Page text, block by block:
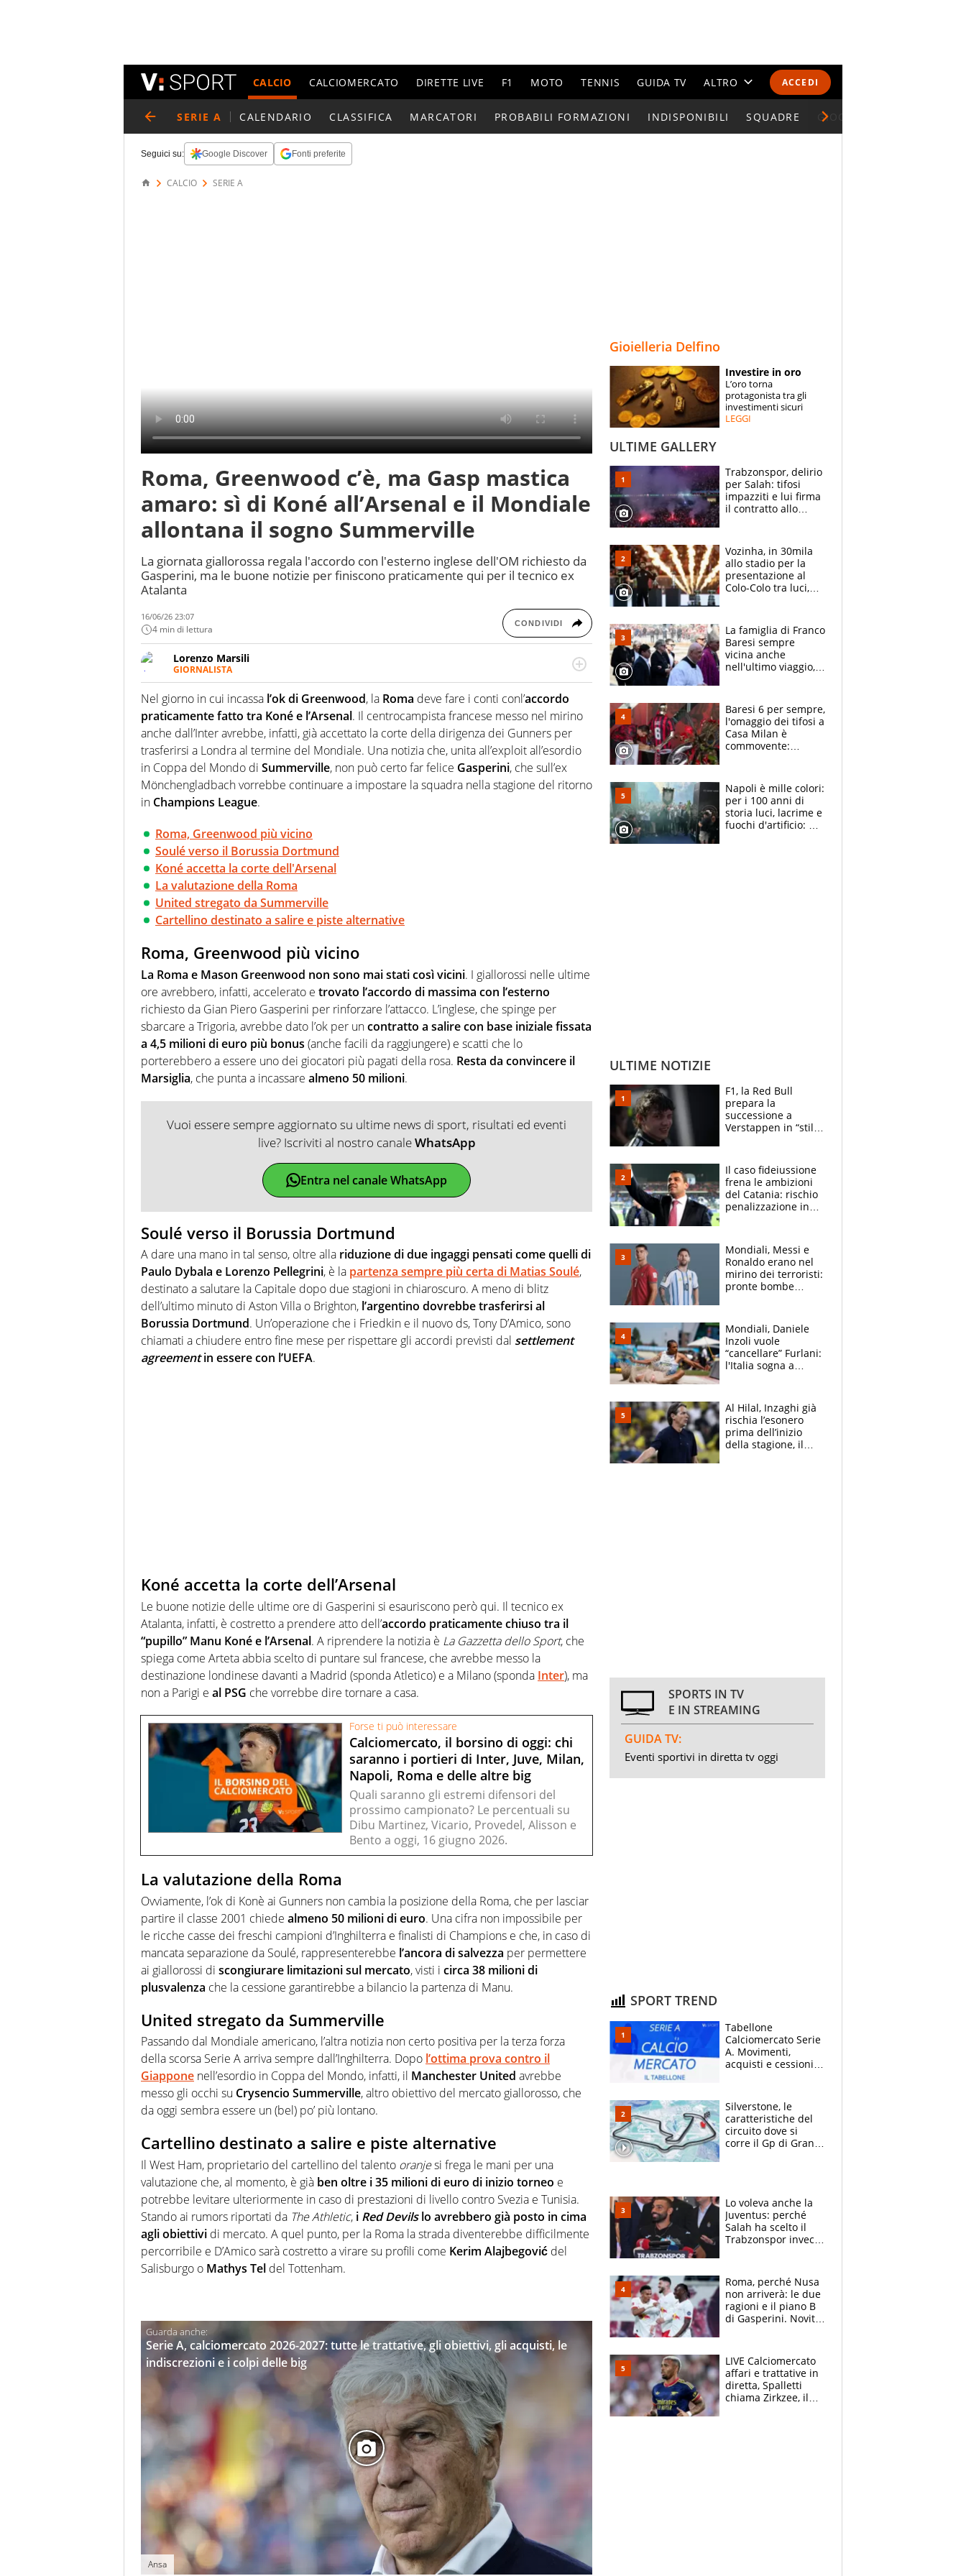
ACCEDI
CALCIO CALCIOMERCATO DIRETTE LIVE F1 MOTO TENNIS GUIDA TV ALTRO
CALENDARI E CLASSIFICHE
ESPERTI
CONTATTI
SERIE A CALENDARIO CLASSIFICA MARCATORI PROBABILI FORMAZIONI INDISPONIBILI SQUADRE GIOCATORI SERIE A
Seguici su: Google Discover Fonti preferite
CALCIO SERIE A
Roma, Greenwood c’è, ma Gasp mastica
amaro: sì di Koné all’Arsenal e il Mondiale
allontana il sogno Summerville
La giornata giallorossa regala l'accordo con l'esterno inglese dell'OM richiesto da
Gasperini, ma le buone notizie per finiscono praticamente qui per il tecnico ex
Atalanta
16/06/26 23:07
4 min di lettura CONDIVIDI
Lorenzo Marsili
GIORNALISTA
Giornalista pubblicista, redattore, divulgatore. E' una delle anime video del sito:
racconta in immagini un evento e lo fa come pochi altri
Nel giorno in cui incassa l’ok di Greenwood, la Roma deve fare i conti conl’accordo
praticamente fatto tra Koné e l’Arsenal. Il centrocampista francese messo nel mirino
anche dall’Inter avrebbe, infatti, già accettato la corte della dirigenza dei Gunners per
trasferirsi a Londra al termine del Mondiale. Una notizia che, unita all’exploit all’esordio
in Coppa del Mondo di Summerville, non può certo far felice Gasperini, che sull’ex
Mönchengladbach vorrebbe continuare a impostare la squadra nella stagione del ritorno
in Champions League.
Roma, Greenwood più vicino
Soulé verso il Borussia Dortmund
Koné accetta la corte dell'Arsenal
La valutazione della Roma
United stregato da Summerville
Cartellino destinato a salire e piste alternative
Roma, Greenwood più vicino
La Roma e Mason Greenwood non sono mai stati così vicini. I giallorossi nelle ultime
ore avrebbero, infatti, accelerato e trovato l’accordo di massima con l’esterno
richiesto da Gian Piero Gasperini per rinforzare l’attacco. L’inglese, che spinge per
sbarcare a Trigoria, avrebbe dato l’ok per uncontratto a salire con base iniziale fissata
a 4,5 milioni di euro più bonus (anche facili da raggiungere) e scatti che lo
porterebbero a essere uno dei giocatori più pagati della rosa. Resta da convincere il
Marsiglia, che punta a incassare almeno 50 milioni.
Vuoi essere sempre aggiornato su ultime news di sport, risultati ed eventi
live? Iscriviti al nostro canaleWhatsApp
Entra nel canale WhatsApp
Soulé verso il Borussia Dortmund
A dare una mano in tal senso, oltre alla riduzione di due ingaggi pensati come quelli di
Paulo Dybala e Lorenzo Pellegrini, è la partenza sempre più certa di Matias Soulé,
destinato a salutare la Capitale dopo due stagioni in chiaroscuro. A meno di blitz
dell’ultimo minuto di Aston Villa o Brighton, l’argentino dovrebbe trasferirsi al
Borussia Dortmund. Un’operazione che i Friedkin e il nuovo ds, Tony D’Amico, sono
chiamati a chiudere entro fine mese per rispettare gli accordi previsti dal settlement
agreementin essere con l’UEFA.
Koné accetta la corte dell’Arsenal
Le buone notizie delle ultime ore di Gasperini si esauriscono però qui. Il tecnico ex
Atalanta, infatti, è costretto a prendere atto dell’accordo praticamente chiuso tra il
“pupillo” Manu Koné e l’Arsenal. A riprendere la notizia è La Gazzetta dello Sport, che
spiega come Arteta abbia scelto di puntare sul francese, che avrebbe messo la
destinazione londinese davanti a Madrid (sponda Atletico) e a Milano (sponda Inter), ma
non a Parigi e al PSG che vorrebbe dire tornare a casa.
Forse ti può interessare
Calciomercato, il borsino di oggi: chi
saranno i portieri di Inter, Juve, Milan,
Napoli, Roma e delle altre big
Quali saranno gli estremi difensori del
prossimo campionato? Le percentuali su
Dibu Martinez, Vicario, Provedel, Alisson e
Bento a oggi, 16 giugno 2026.
La valutazione della Roma
Ovviamente, l’ok di Konè ai Gunners non cambia la posizione della Roma, che per lasciar
partire il classe 2001 chiede almeno 50 milioni di euro. Una cifra non impossibile per
le ricche casse dei freschi campioni d’Inghilterra e finalisti di Champions e che, in caso di
mancata separazione da Soulé, rappresenterebbe l’ancora di salvezza per permettere
ai giallorossi di scongiurare limitazioni sul mercato, visti i circa 38 milioni di
plusvalenza che la cessione garantirebbe a bilancio la partenza di Manu.
United stregato da Summerville
Passando dal Mondiale americano, l’altra notizia non certo positiva per la terza forza
della scorsa Serie A arriva sempre dall’Inghilterra. Dopo l’ottima prova contro il
Giappone nell’esordio in Coppa del Mondo, infatti, il Manchester United avrebbe
messo gli occhi su Crysencio Summerville, altro obiettivo del mercato giallorosso, che
da oggi sembra essere un (bel) po’ più lontano.
Cartellino destinato a salire e piste alternative
Il West Ham, proprietario del cartellino del talento oranjesi frega le mani per una
valutazione che, al momento, è già ben oltre i 35 milioni di euro di inizio torneo e
potrebbe levitare ulteriormente in caso di prestazioni di livello contro Svezia e Tunisia.
Stando ai rumors riportati da The Athletic, i Red Devilslo avrebbero già posto in cima
agli obiettivi di mercato. A quel punto, per la Roma la strada diventerebbe difficilmente
percorribile e D’Amico sarà costretto a virare su profili come Kerim Alajbegović del
Salisburgo o Mathys Tel del Tottenham.
Serie A, calciomercato 2026-2027: tutte le trattative, gli obiettivi, gli acquisti, le
indiscrezioni e i colpi delle big
Ansa
Gioielleria Delfino
Investire in oro
L’oro torna
protagonista tra gli
investimenti sicuri
LEGGI
ULTIME GALLERY
Trabzonspor, delirio
per Salah: tifosi
impazziti e lui firma
il contratto allo
Vozinha, in 30mila
allo stadio per la
presentazione al
Colo-Colo tra luci,
La famiglia di Franco
Baresi sempre
vicina anche
nell'ultimo viaggio,
circondati
dall'affetto dei tifosi
Baresi 6 per sempre,
l'omaggio dei tifosi a
Casa Milan è
commovente:
bigliettini
Napoli è mille colori:
per i 100 anni di
storia luci, lacrime e
fuochi d'artificio: De
ULTIME NOTIZIE
F1, la Red Bull
prepara la
successione a
Verstappen in “stile
attacco all’Italia
Il caso fideiussione
frena le ambizioni
del Catania: rischio
penalizzazione in
Mondiali, Messi e
Ronaldo erano nel
mirino dei terroristi:
pronte bombe
Mondiali, Daniele
Inzoli vuole
“cancellare” Furlani:
l'Italia sogna a
finale
Al Hilal, Inzaghi già
rischia l’esonero
prima dell’inizio
della stagione, il
SPORTS IN TV
E IN STREAMING
GUIDA TV:
Eventi sportivi in diretta tv oggi
SPORT TREND
Tabellone
Calciomercato Serie
A. Movimenti,
acquisti e cessioni:
Silverstone, le
caratteristiche del
circuito dove si
corre il Gp di Gran
Lo voleva anche la
Juventus: perché
Salah ha scelto il
Trabzonspor invece
Roma, perché Nusa
non arriverà: le due
ragioni e il piano B
di Gasperini. Novità
LIVE Calciomercato
affari e trattative in
diretta, Spalletti
chiama Zirkzee, il